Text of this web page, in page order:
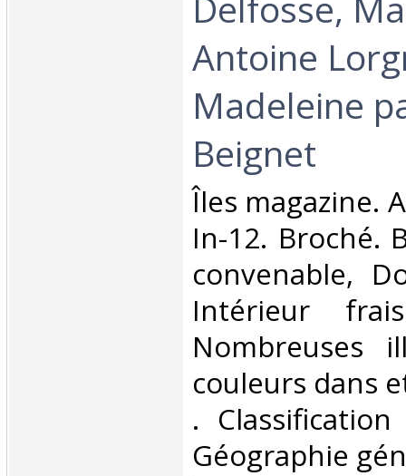
Antoine
Madeleine
Beignet‎
‎Îles magazine.
In-12. Broché.
convenable,
Intérieur
Nombreuses
couleurs dans
.
Géographie